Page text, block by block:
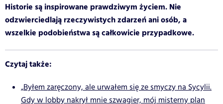
Historie są inspirowane prawdziwym życiem. Nie
odzwierciedlają rzeczywistych zdarzeń ani osób, a
wszelkie podobieństwa są całkowicie przypadkowe.
Czytaj także:
„Byłem zaręczony, ale urwałem się ze smyczy na Sycylii.
Gdy w lobby nakrył mnie szwagier, mój misterny plan